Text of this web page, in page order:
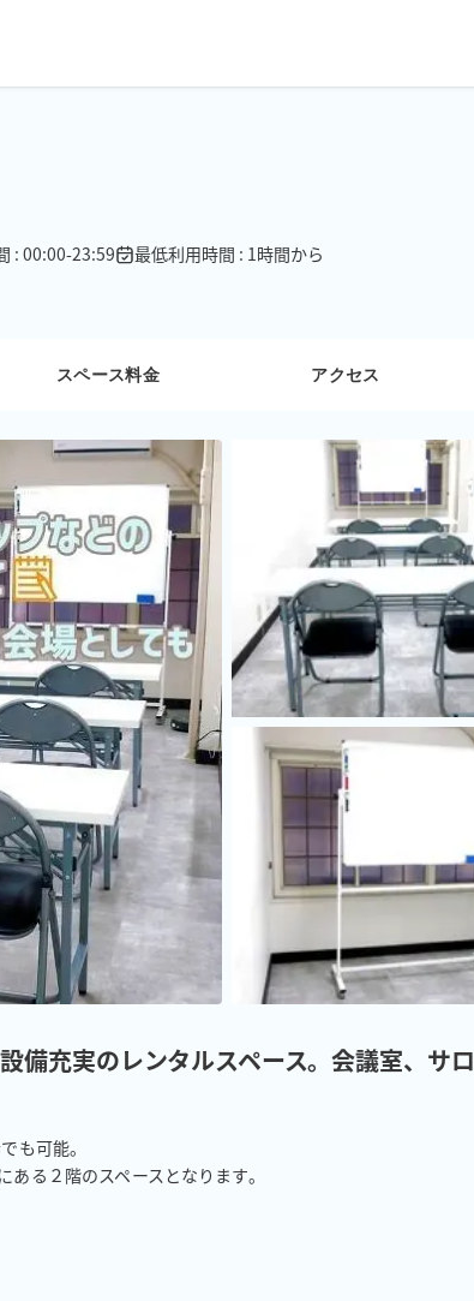
: 00:00-23:59 最低利用時間 : 1時間から
スペース料金 アクセス
備充実のレンタルスペース。会議室、サロ
も可能。
る２階のスペースとなります。